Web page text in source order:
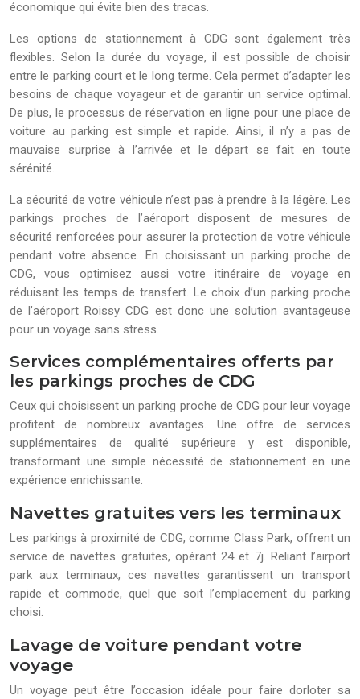
économique qui évite bien des tracas.
Les options de stationnement à CDG sont également très
flexibles. Selon la durée du voyage, il est possible de choisir
entre le parking court et le long terme. Cela permet d’adapter les
besoins de chaque voyageur et de garantir un service optimal.
De plus, le processus de réservation en ligne pour une place de
voiture au parking est simple et rapide. Ainsi, il n’y a pas de
mauvaise surprise à l’arrivée et le départ se fait en toute
sérénité.
La sécurité de votre véhicule n’est pas à prendre à la légère. Les
parkings proches de l’aéroport disposent de mesures de
sécurité renforcées pour assurer la protection de votre véhicule
pendant votre absence. En choisissant un parking proche de
CDG, vous optimisez aussi votre itinéraire de voyage en
réduisant les temps de transfert. Le choix d’un parking proche
de l’aéroport Roissy CDG est donc une solution avantageuse
pour un voyage sans stress.
Services complémentaires offerts par
les parkings proches de CDG
Ceux qui choisissent un parking proche de CDG pour leur voyage
profitent de nombreux avantages. Une offre de services
supplémentaires de qualité supérieure y est disponible,
transformant une simple nécessité de stationnement en une
expérience enrichissante.
Navettes gratuites vers les terminaux
Les parkings à proximité de CDG, comme Class Park, offrent un
service de navettes gratuites, opérant 24 et 7j. Reliant l’airport
park aux terminaux, ces navettes garantissent un transport
rapide et commode, quel que soit l’emplacement du parking
choisi.
Lavage de voiture pendant votre
voyage
Un voyage peut être l’occasion idéale pour faire dorloter sa